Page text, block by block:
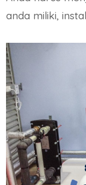
anda miliki,